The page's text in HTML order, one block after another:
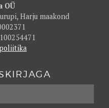
86
OÜ
Harju maakond